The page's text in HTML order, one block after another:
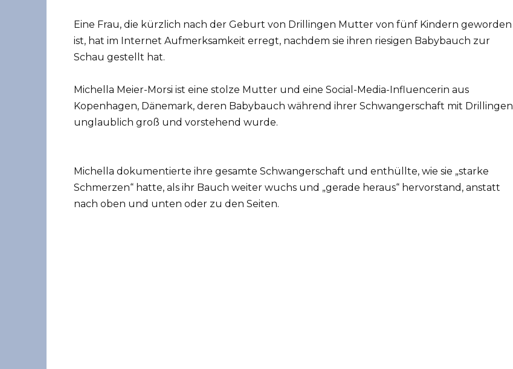
Eine Frau, die kürzlich nach der Geburt von Drillingen Mutter von fünf Kindern geworden
ist, hat im Internet Aufmerksamkeit erregt, nachdem sie ihren riesigen Babybauch zur
Schau gestellt hat.
Michella Meier-Morsi ist eine stolze Mutter und eine Social-Media-Influencerin aus
Kopenhagen, Dänemark, deren Babybauch während ihrer Schwangerschaft mit Drillingen
unglaublich groß und vorstehend wurde.
Michella dokumentierte ihre gesamte Schwangerschaft und enthüllte, wie sie „starke
Schmerzen“ hatte, als ihr Bauch weiter wuchs und „gerade heraus“ hervorstand, anstatt
nach oben und unten oder zu den Seiten.